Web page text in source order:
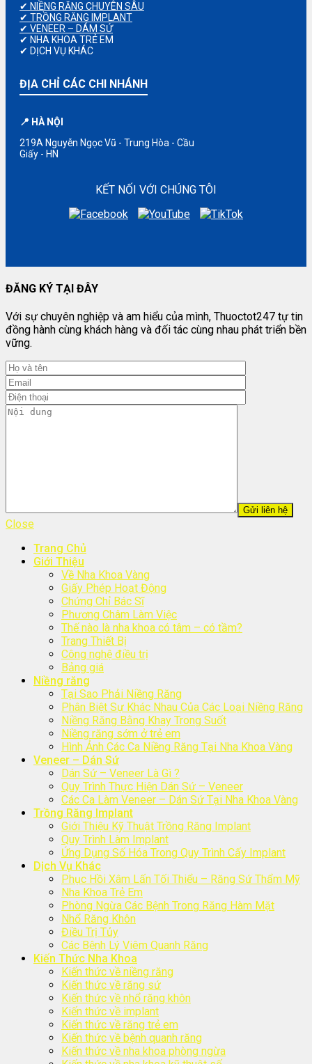
✔ NIỀNG RĂNG CHUYÊN SÂU
✔ TRỒNG RĂNG IMPLANT
✔ VENEER – DÁM SỨ
✔ NHA KHOA TRẺ EM
✔ DỊCH VỤ KHÁC
ĐỊA CHỈ CÁC CHI NHÁNH
📍 HÀ NỘI
219A Nguyễn Ngọc Vũ - Trung Hòa - Cầu
Giấy - HN
KẾT NỐI VỚI CHÚNG TÔI
ĐĂNG KÝ TẠI ĐÂY
Với sự chuyên nghiệp và am hiểu của mình, Thuoctot247 tự tin
đồng hành cùng khách hàng và đối tác cùng nhau phát triển bền
vững.
Close
Trang Chủ
Giới Thiệu
Về Nha Khoa Vàng
Giấy Phép Hoạt Động
Chứng Chỉ Bác Sĩ
Phương Châm Làm Việc
Thế nào là nha khoa có tâm – có tầm?
Trang Thiết Bị
Công nghệ điều trị
Bảng giá
Niềng răng
Tại Sao Phải Niềng Răng
Phân Biệt Sự Khác Nhau Của Các Loại Niềng Răng
Niềng Răng Bằng Khay Trong Suốt
Niềng răng sớm ở trẻ em
Hình Ảnh Các Ca Niềng Răng Tại Nha Khoa Vàng
Veneer – Dán Sứ
Dán Sứ – Veneer Là Gì ?
Quy Trình Thực Hiện Dán Sứ – Veneer
Các Ca Làm Veneer – Dán Sứ Tại Nha Khoa Vàng
Trồng Răng Implant
Giới Thiệu Kỹ Thuật Trồng Răng Implant
Quy Trình Làm Implant
Ứng Dụng Số Hóa Trong Quy Trình Cấy Implant
Dịch Vụ Khác
Phục Hồi Xâm Lấn Tối Thiểu – Răng Sứ Thẩm Mỹ
Nha Khoa Trẻ Em
Phòng Ngừa Các Bệnh Trong Răng Hàm Mặt
Nhổ Răng Khôn
Điều Trị Tủy
Các Bệnh Lý Viêm Quanh Răng
Kiến Thức Nha Khoa
Kiến thức về niềng răng
Kiến thức về răng sứ
Kiến thức về nhổ răng khôn
Kiến thức về implant
Kiến thức về răng trẻ em
Kiến thức về bệnh quanh răng
Kiến thức về nha khoa phòng ngừa